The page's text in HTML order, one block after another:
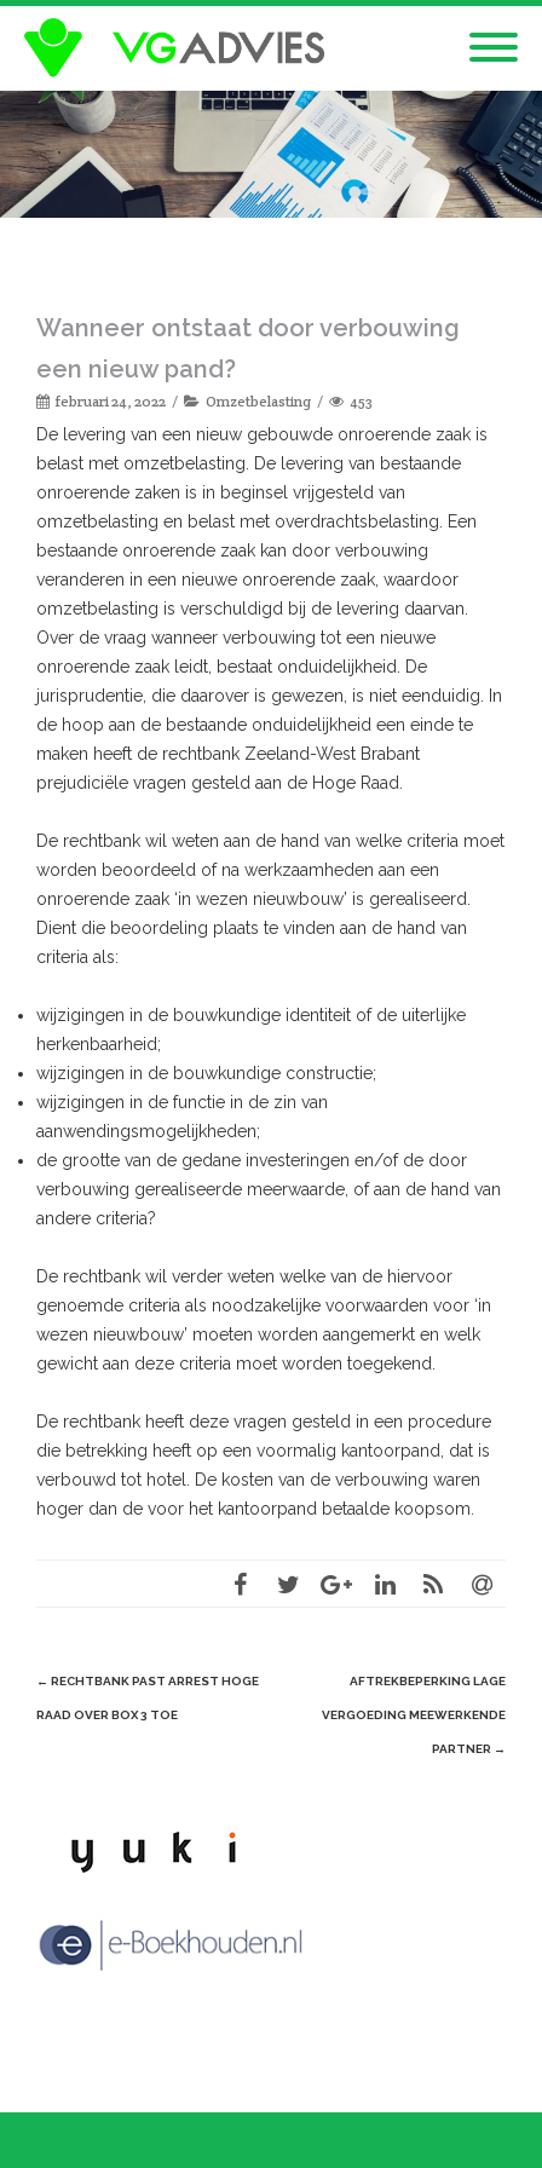
Wanneer ontstaat door verbouwing
een nieuw pand?
februari 24, 2022 Omzetbelasting 453
De levering van een nieuw gebouwde onroerende zaak is
belast met omzetbelasting. De levering van bestaande
onroerende zaken is in beginsel vrijgesteld van
omzetbelasting en belast met overdrachtsbelasting. Een
bestaande onroerende zaak kan door verbouwing
veranderen in een nieuwe onroerende zaak, waardoor
omzetbelasting is verschuldigd bij de levering daarvan.
Over de vraag wanneer verbouwing tot een nieuwe
onroerende zaak leidt, bestaat onduidelijkheid. De
jurisprudentie, die daarover is gewezen, is niet eenduidig. In
de hoop aan de bestaande onduidelijkheid een einde te
maken heeft de rechtbank Zeeland-West Brabant
prejudiciële vragen gesteld aan de Hoge Raad.
De rechtbank wil weten aan de hand van welke criteria moet
worden beoordeeld of na werkzaamheden aan een
onroerende zaak ‘in wezen nieuwbouw’ is gerealiseerd.
Dient die beoordeling plaats te vinden aan de hand van
criteria als:
wijzigingen in de bouwkundige identiteit of de uiterlijke
herkenbaarheid;
wijzigingen in de bouwkundige constructie;
wijzigingen in de functie in de zin van
aanwendingsmogelijkheden;
de grootte van de gedane investeringen en/of de door
verbouwing gerealiseerde meerwaarde, of aan de hand van
andere criteria?
De rechtbank wil verder weten welke van de hiervoor
genoemde criteria als noodzakelijke voorwaarden voor ‘in
wezen nieuwbouw’ moeten worden aangemerkt en welk
gewicht aan deze criteria moet worden toegekend.
De rechtbank heeft deze vragen gesteld in een procedure
die betrekking heeft op een voormalig kantoorpand, dat is
verbouwd tot hotel. De kosten van de verbouwing waren
hoger dan de voor het kantoorpand betaalde koopsom.
Post
navigation
← RECHTBANK PAST ARREST HOGE
RAAD OVER BOX 3 TOE
AFTREKBEPERKING LAGE
VERGOEDING MEEWERKENDE
PARTNER →